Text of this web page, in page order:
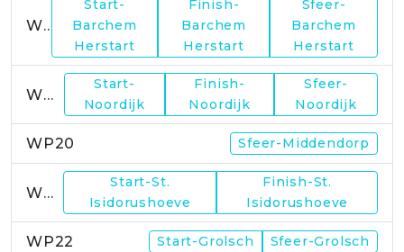
WP17
Start-
Barchem
Herstart
Finish-
Barchem
Herstart
Sfeer-
Barchem
Herstart
WP19
Start-
Noordijk
Finish-
Noordijk
Sfeer-
Noordijk
WP20 Sfeer-Middendorp
WP21
Start-St.
Isidorushoeve
Finish-St.
Isidorushoeve
WP22 Start-Grolsch Sfeer-Grolsch